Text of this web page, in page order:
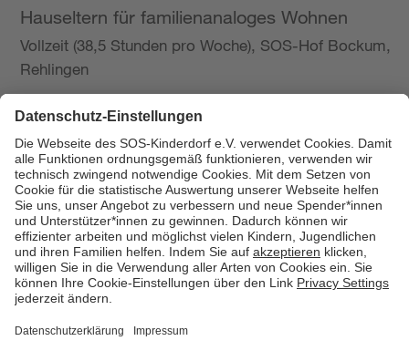
Hauseltern für familienanaloges Wohnen
Vollzeit (38,5 Stunden pro Woche), SOS-Hof Bockum,
Rehlingen
Hauswirtschafterin / Köchin (m/w/d) als
Ausbilderin (m/w/d) im Bereich
Nahrungszubereitung
in Vollzeit (38,5 Std./Wo.), SOS-Kinderdorf
Saarbrücken, Saarbrücken